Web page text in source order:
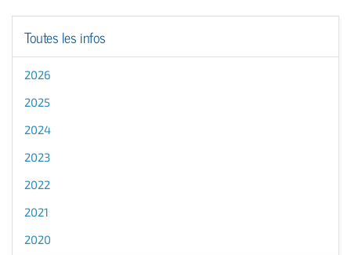
Toutes les infos
2026
2025
2024
2023
2022
2021
2020